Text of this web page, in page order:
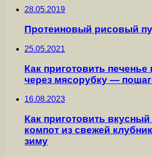
28.05.2019
Протеиновый рисовый
25.05.2021
Как приготовить печенье
через мясорубку —
16.08.2023
Как приготовить
компот из свежей
зиму